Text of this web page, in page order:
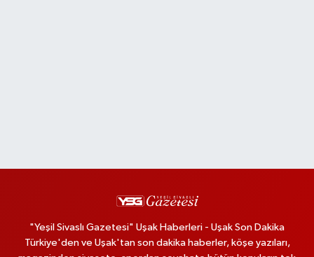
"Yeşil Sivaslı Gazetesi" Uşak Haberleri - Uşak Son Dakika
Türkiye'den ve Uşak'tan son dakika haberler, köşe yazıları,